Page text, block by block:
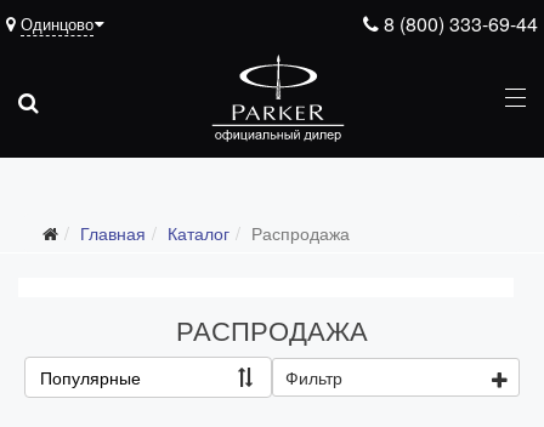
8 (800) 333-69-44
Одинцово
Главная Каталог Распродажа
РАСПРОДАЖА
Популярные Фильтр
С золотым пером
Распродажа